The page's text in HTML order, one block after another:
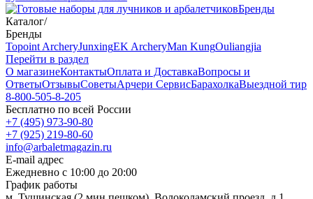
Бренды
Каталог/
Бренды
Topoint ArcheryJunxingEK ArcheryMan KungOuliangjia
Перейти в раздел
О магазинеКонтактыОплата и ДоставкаВопросы и
ОтветыОтзывыСоветыАрчери СервисБарахолкаВыездной тир
8-800-505-8-205
Бесплатно по всей России
+7 (495) 973-90-80
+7 (925) 219-80-60
info@arbaletmagazin.ru
E-mail адрес
Ежедневно с 10:00 до 20:00
График работы